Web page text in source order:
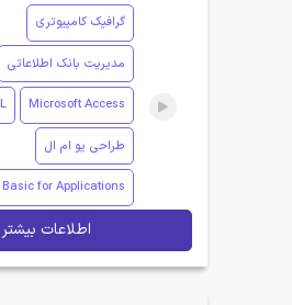
گرافیک کامپیوتری
مدیریت بانک اطلاعاتی
Microsoft Access
طراحی یو ام ال
for Applications
اطلاعات بیشتر